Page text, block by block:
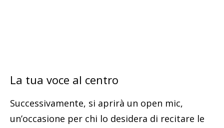
La tua voce al centro
Successivamente, si aprirà un open mic,
un’occasione per chi lo desidera di recitare le